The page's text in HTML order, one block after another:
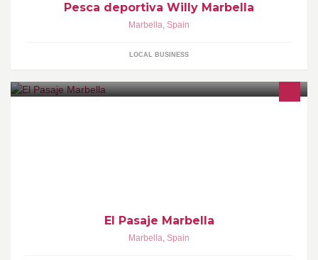
Pesca deportiva Willy Marbella
Marbella, Spain
LOCAL BUSINESS
El Pasaje Marbella
Marbella, Spain